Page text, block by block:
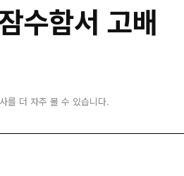
수함서 고배
를 더 자주 볼 수 있습니다.